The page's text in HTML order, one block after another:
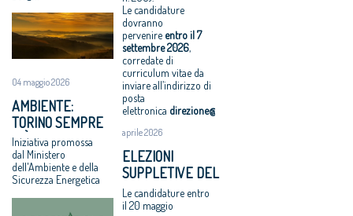
GIUGNO
04 maggio 2026
AMBIENTE:
TORINO SEMPRE
PIÙ GREEN CON
“RIFORESTAZIONE”
Iniziativa promossa
dal Ministero
dell'Ambiente e della
Sicurezza Energetica
Le candidature
dovranno
pervenire entro il7
settembre 2026,
corredate di
curriculum vitae da
inviare all’indirizzo di
posta
elettronica direzione@cnappc.it
aprile 2026
ELEZIONI
SUPPLETIVE DEL
CNAPPC: LE
VOTAZIONI IL 9
Le candidature entro
il 20 maggio